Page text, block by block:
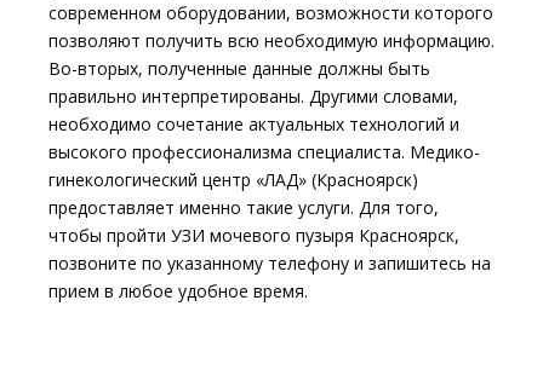
современном оборудовании, возможности которого
позволяют получить всю необходимую информацию.
Во-вторых, полученные данные должны быть
правильно интерпретированы. Другими словами,
необходимо сочетание актуальных технологий и
высокого профессионализма специалиста. Медико-
гинекологический центр «ЛАД» (Красноярск)
предоставляет именно такие услуги. Для того,
чтобы пройти УЗИ мочевого пузыря Красноярск,
позвоните по указанному телефону и запишитесь на
прием в любое удобное время.